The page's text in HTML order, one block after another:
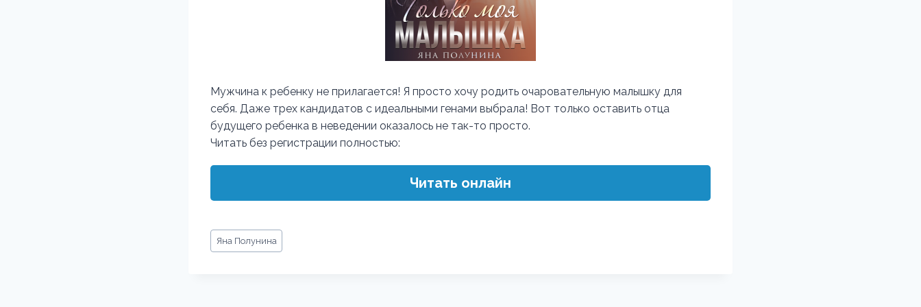
Мужчина к ребенку не прилагается! Я просто хочу родить очаровательную малышку для
себя. Даже трех кандидатов с идеальными генами выбрала! Вот только оставить отца
будущего ребенка в неведении оказалось не так-то просто.
Читать без регистрации полностью:
Читать онлайн
Метки
записи:
Яна Полунина